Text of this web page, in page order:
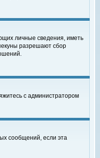
личные сведения, иметь
разрешают сбор
с администратором
сообщений, если эта